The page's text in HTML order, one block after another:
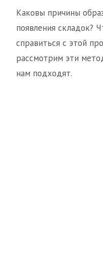
Каковы причины
появления складок?
справиться с этой
рассмотрим эти
нам подходят.